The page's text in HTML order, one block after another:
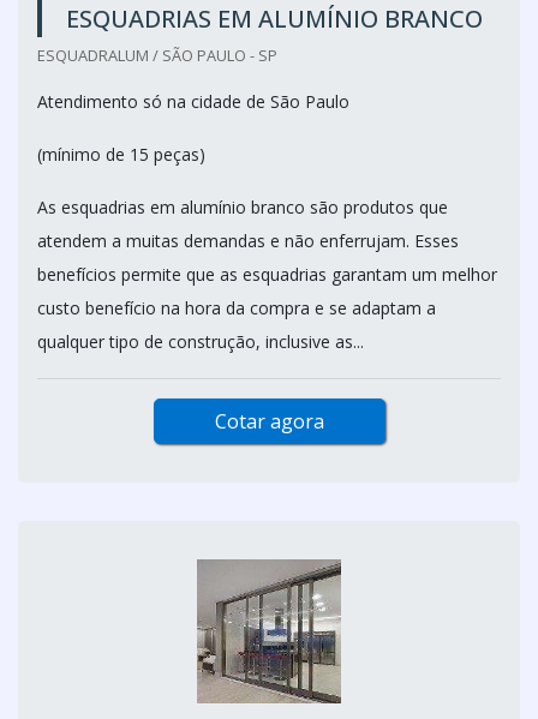
ESQUADRIAS EM ALUMÍNIO BRANCO
ESQUADRALUM / SÃO PAULO - SP
Atendimento só na cidade de São Paulo
(mínimo de 15 peças)
As esquadrias em alumínio branco são produtos que
atendem a muitas demandas e não enferrujam. Esses
benefícios permite que as esquadrias garantam um melhor
custo benefício na hora da compra e se adaptam a
qualquer tipo de construção, inclusive as...
Cotar agora